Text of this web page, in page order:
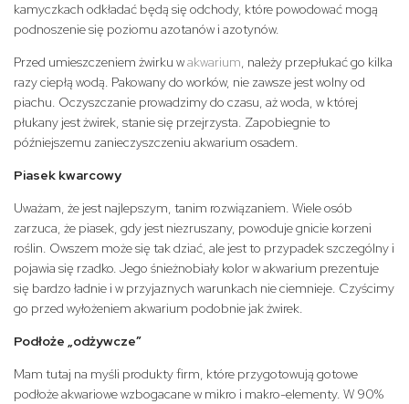
kamyczkach odkładać będą się odchody, które powodować mogą
podnoszenie się poziomu azotanów i azotynów.
Przed umieszczeniem żwirku wakwarium, należy przepłukać go kilka
razy ciepłą wodą. Pakowany do worków, nie zawsze jest wolny od
piachu. Oczyszczanie prowadzimy do czasu, aż woda, w której
płukany jest żwirek, stanie się przejrzysta. Zapobiegnie to
późniejszemu zanieczyszczeniu akwarium osadem.
Piasek kwarcowy
Uważam, że jest najlepszym, tanim rozwiązaniem. Wiele osób
zarzuca, że piasek, gdy jest niezruszany, powoduje gnicie korzeni
roślin. Owszem może się tak dziać, ale jest to przypadek szczególny i
pojawia się rzadko. Jego śnieżnobiały kolor w akwarium prezentuje
się bardzo ładnie i w przyjaznych warunkach nie ciemnieje. Czyścimy
go przed wyłożeniem akwarium podobnie jak żwirek.
Podłoże „odżywcze”
Mam tutaj na myśli produkty firm, które przygotowują gotowe
podłoże akwariowe wzbogacane w mikro i makro-elementy. W 90%